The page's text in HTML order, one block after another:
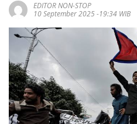
EDITOR NON-STOP
10 September 2025 -19:34 WIB